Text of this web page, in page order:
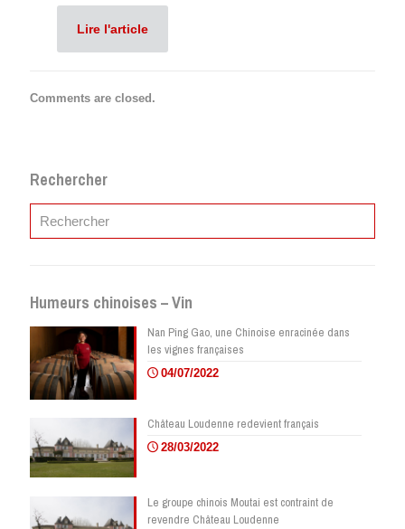
Lire l'article
Comments are closed.
Rechercher
Humeurs chinoises – Vin
Nan Ping Gao, une Chinoise enracinée dans
les vignes françaises
04/07/2022
Château Loudenne redevient français
28/03/2022
Le groupe chinois Moutai est contraint de
revendre Château Loudenne